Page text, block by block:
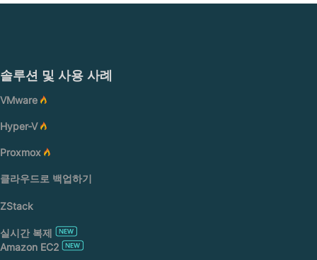
솔루션 및 사용 사례
VMware
Hyper-V
Proxmox
클라우드로 백업하기
ZStack
실시간 복제
Amazon EC2